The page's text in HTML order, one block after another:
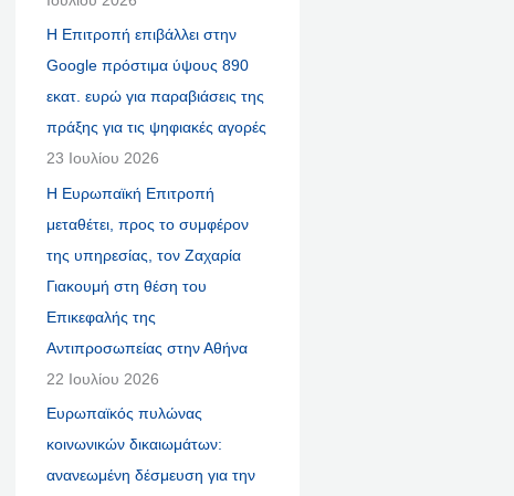
Η Επιτροπή επιβάλλει στην
Google πρόστιμα ύψους 890
εκατ. ευρώ για παραβιάσεις της
πράξης για τις ψηφιακές αγορές
23 Ιουλίου 2026
Η Ευρωπαϊκή Επιτροπή
μεταθέτει, προς το συμφέρον
της υπηρεσίας, τον Ζαχαρία
Γιακουμή στη θέση του
Επικεφαλής της
Αντιπροσωπείας στην Αθήνα
22 Ιουλίου 2026
Ευρωπαϊκός πυλώνας
κοινωνικών δικαιωμάτων:
ανανεωμένη δέσμευση για την